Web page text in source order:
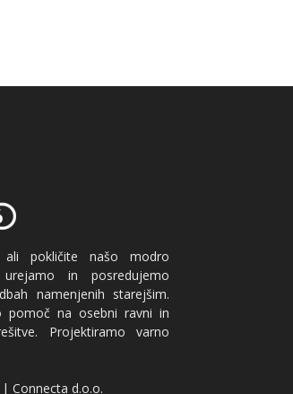
pokličite našo modro
in posredujemo
namenjenih starejšim.
pomoč na osebni ravni in
Projektiramo varno
Connecta d.o.o.